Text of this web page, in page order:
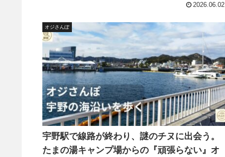
2026.06.02
オジさんぽ
宇野駅で線路が終わり、謎のチヌに出会う。
たまの湯キャンプ場からの『頑張らない』オ